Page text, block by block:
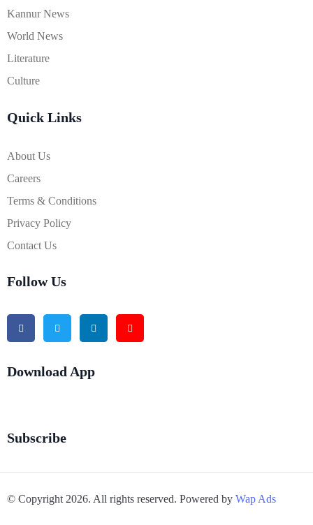
Kannur News
World News
Literature
Culture
Quick Links
About Us
Careers
Terms & Conditions
Privacy Policy
Contact Us
Follow Us
Download App
Subscribe
© Copyright 2026. All rights reserved. Powered by Wap Ads